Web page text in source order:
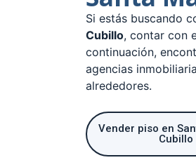
Si estás buscando
Cubillo, contar con
continuación,
agencias
alrededores.
Vender piso en
Cubillo